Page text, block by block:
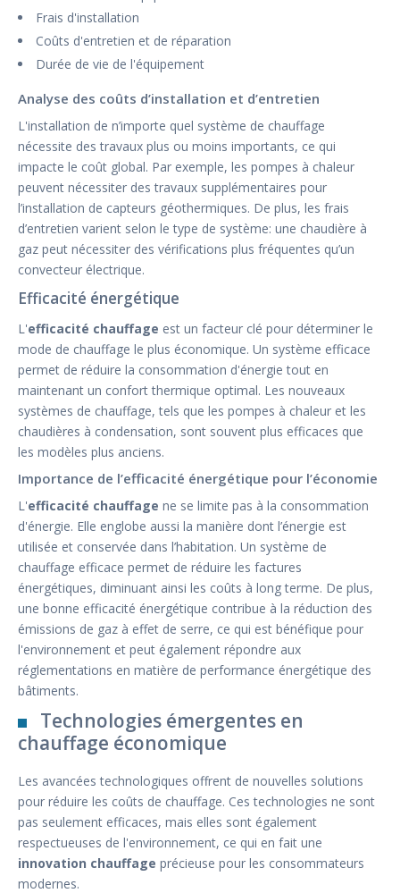
Frais d'installation
Coûts d'entretien et de réparation
Durée de vie de l'équipement
Analyse des coûts d’installation et d’entretien
L'installation de n’importe quel système de chauffage
nécessite des travaux plus ou moins importants, ce qui
impacte le coût global. Par exemple, les pompes à chaleur
peuvent nécessiter des travaux supplémentaires pour
l’installation de capteurs géothermiques. De plus, les frais
d’entretien varient selon le type de système: une chaudière à
gaz peut nécessiter des vérifications plus fréquentes qu’un
convecteur électrique.
Efficacité énergétique
L'efficacité chauffage est un facteur clé pour déterminer le
mode de chauffage le plus économique. Un système efficace
permet de réduire la consommation d'énergie tout en
maintenant un confort thermique optimal. Les nouveaux
systèmes de chauffage, tels que les pompes à chaleur et les
chaudières à condensation, sont souvent plus efficaces que
les modèles plus anciens.
Importance de l’efficacité énergétique pour l’économie
L'efficacité chauffage ne se limite pas à la consommation
d'énergie. Elle englobe aussi la manière dont l’énergie est
utilisée et conservée dans l’habitation. Un système de
chauffage efficace permet de réduire les factures
énergétiques, diminuant ainsi les coûts à long terme. De plus,
une bonne efficacité énergétique contribue à la réduction des
émissions de gaz à effet de serre, ce qui est bénéfique pour
l'environnement et peut également répondre aux
réglementations en matière de performance énergétique des
bâtiments.
Technologies émergentes en
chauffage économique
Les avancées technologiques offrent de nouvelles solutions
pour réduire les coûts de chauffage. Ces technologies ne sont
pas seulement efficaces, mais elles sont également
respectueuses de l'environnement, ce qui en fait une
innovation chauffage précieuse pour les consommateurs
modernes.